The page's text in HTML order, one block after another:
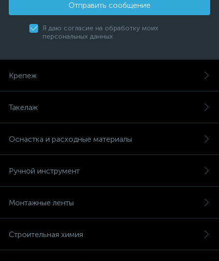
Отправить сообщение
Я даю согласие на обработку моих
персональных данных
Крепеж
Такелаж
Оснастка и расходные материалы
Ручной инструмент
Монтажные ленты
Строительная химия